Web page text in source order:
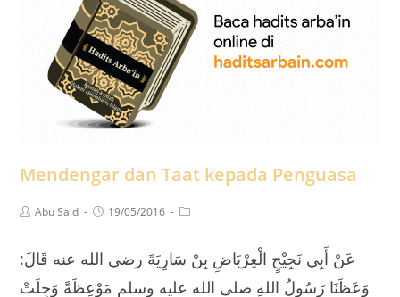
Mendengar dan Taat kepada Penguasa
Abu Said 19/05/2016
عَنْ أَبِي نَجِيْحٍ الْعِرْبَاضِ بِنْ سَارِيَةَ رضي الله عنه قَالَ:
وَعَظَنَا رَسُولُ اللهِ صلى الله عليه وسلم مَوْعِظَةً وَجِلَتْ